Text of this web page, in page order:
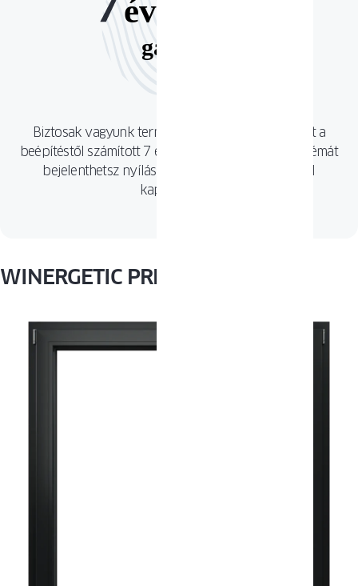
Biztosak vagyunk termékeink minőségében, ezért a
beépítéstől számított 7 éven belül bármilyen problémát
bejelenthetsz nyílászáróink bármelyik elemével
kapcsolatban.
WINERGETIC PREMIUM színek